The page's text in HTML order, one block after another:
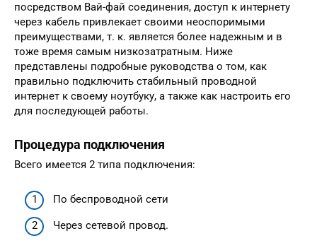
посредством Вай-фай соединения, доступ к интернету
через кабель привлекает своими неоспоримыми
преимуществами, т. к. является более надежным и в
тоже время самым низкозатратным. Ниже
представлены подробные руководства о том, как
правильно подключить стабильный проводной
интернет к своему ноутбуку, а также как настроить его
для последующей работы.
Процедура подключения
Всего имеется 2 типа подключения:
По беспроводной сети
Через сетевой провод.